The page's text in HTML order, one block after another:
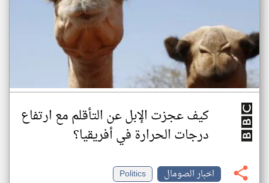
كيف عجزت الإبل عن التأقلم مع ارتفاع
درجات الحرارة في أفريقيا؟
اخبار الصومال
Politics